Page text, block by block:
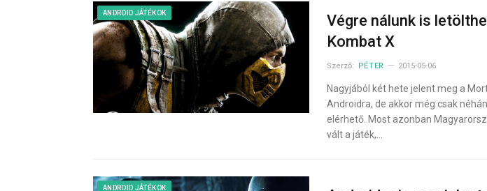
ANDROID JÁTÉKOK
Végre nálunk is
Kombat X
Szerző: PÉTER 2015-05-06
Nagyjából két hete jelent meg a
Androidra, de akkor még csak
elérhető. Most azonban
vált a játék,…
ANDROID JÁTÉKOK